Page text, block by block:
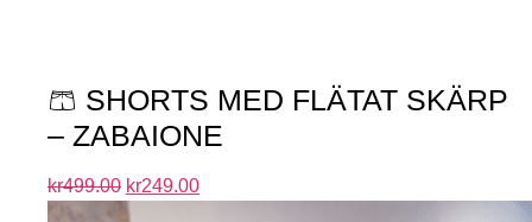
🩳 SHORTS MED FLÄTAT SKÄRP
– ZABAIONE
kr499.00 kr249.00